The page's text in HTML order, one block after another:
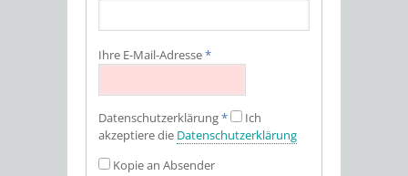
Ihre E-Mail-Adresse*
Datenschutz­erklärung*
Ich
akzeptiere die Datenschutz­erklärung
Kopie an Absender